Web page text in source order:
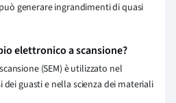
generare ingrandimenti di quasi
elettronico a scansione?
(SEM) è utilizzato nel
guasti e nella scienza dei materiali